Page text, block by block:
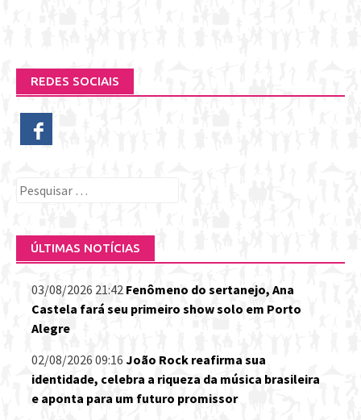
REDES SOCIAIS
Pesquisar
ÚLTIMAS NOTÍCIAS
03/08/2026 21:42 Fenômeno do sertanejo, Ana
Castela fará seu primeiro show solo em Porto
Alegre
02/08/2026 09:16 João Rock reafirma sua
identidade, celebra a riqueza da música brasileira
e aponta para um futuro promissor